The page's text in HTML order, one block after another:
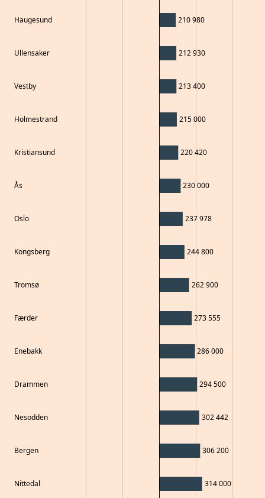
Haugesund
Ullensaker
Vestby
Holmestrand
Kristiansund
Ås
Oslo
Kongsberg
Tromsø
Færder
Enebakk
Drammen
Nesodden
Bergen
Nittedal
210 980
212 930
213 400
215 000
220 420
230 000
237 978
244 800
262 900
273 555
286 000
294 500
302 442
306 200
314 000